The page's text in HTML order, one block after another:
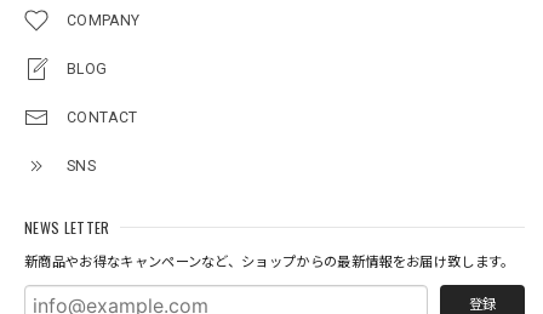
COMPANY
BLOG
CONTACT
SNS
NEWS LETTER
新商品やお得なキャンペーンなど、ショップからの最新情報をお届け致します。
登録